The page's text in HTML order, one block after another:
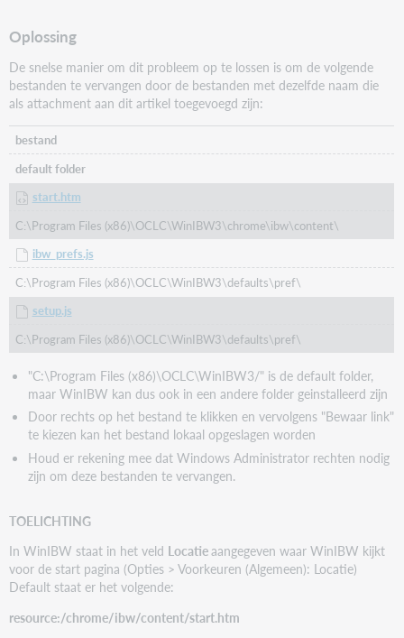
Oplossing
De snelse manier om dit probleem op te lossen is om de volgende
bestanden te vervangen door de bestanden met dezelfde naam die
als attachment aan dit artikel toegevoegd zijn:
bestand
default folder
start.htm
C:\Program Files (x86)\OCLC\WinIBW3\chrome\ibw\content\
ibw_prefs.js
C:\Program Files (x86)\OCLC\WinIBW3\defaults\pref\
setup.js
C:\Program Files (x86)\OCLC\WinIBW3\defaults\pref\
"C:\Program Files (x86)\OCLC\WinIBW3/" is de default folder,
maar WinIBW kan dus ook in een andere folder geinstalleerd zijn
Door rechts op het bestand te klikken en vervolgens "Bewaar link"
te kiezen kan het bestand lokaal opgeslagen worden
Houd er rekening mee dat Windows Administrator rechten nodig
zijn om deze bestanden te vervangen.
TOELICHTING
In WinIBW staat in het veld Locatieaangegeven waar WinIBW kijkt
voor de start pagina (Opties > Voorkeuren (Algemeen): Locatie)
Default staat er het volgende:
resource:/chrome/ibw/content/start.htm